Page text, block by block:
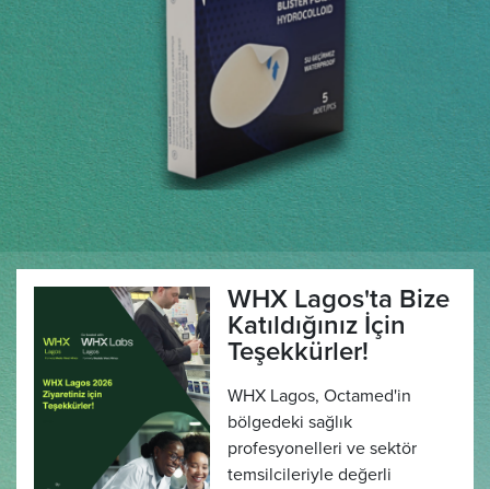
WHX Lagos'ta Bize
Katıldığınız İçin
Teşekkürler!
WHX Lagos, Octamed'in
bölgedeki sağlık
profesyonelleri ve sektör
temsilcileriyle değerli